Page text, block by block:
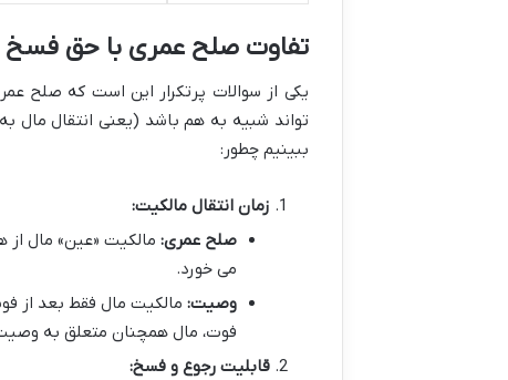
تفاوت صلح عمری با حق
یکی از سوالات پرتکرار این است که صلح
تواند شبیه به هم باشد (یعنی انتقال مال
ببینیم چطور:
زمان انتقال مالکیت:
صلح عمری: مالکیت «عین» مال از
می خورد.
وصیت: مالکیت مال فقط بعد از
فوت، مال همچنان متعلق به
قابلیت رجوع و فسخ: